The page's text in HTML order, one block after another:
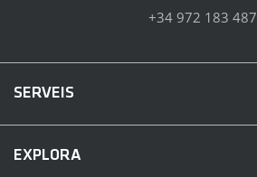
+34 972 183 487
SERVEIS
EXPLORA